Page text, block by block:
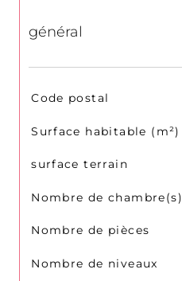
général
TRAD_SIROCCO_Caracteristique
Code postal
Surface habitable (m²)
surface terrain
Nombre de chambre(s)
Nombre de pièces
Nombre de niveaux